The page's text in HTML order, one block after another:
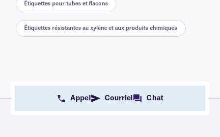
Étiquettes pour tubes et flacons
Étiquettes résistantes au xylène et aux produits chimiques
Appel Courriel Chat